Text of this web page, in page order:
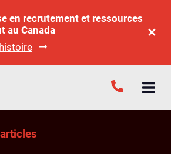
en recrutement et ressources
au Canada